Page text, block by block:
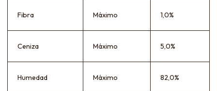
Fibra Máximo 1,0%
Ceniza Máximo 5,0%
Humedad Máximo 82,0%